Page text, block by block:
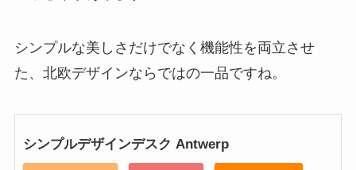
シンプルな美しさだけでなく機能性を両立させ
た、北欧デザインならではの一品ですね。
シンプルデザインデスク Antwerp